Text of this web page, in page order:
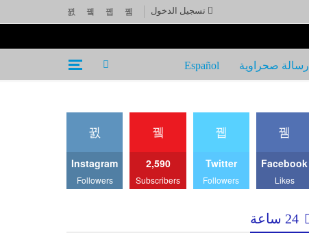
تسجيل الدخول
رسالة صحراوية Español
Facebook
Likes
Twitter
Followers
2,590
Subscribers
Instagram
Followers